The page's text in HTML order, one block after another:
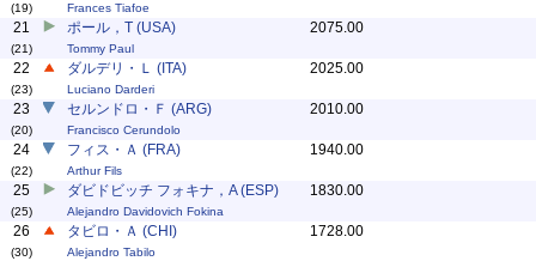
(19) Frances Tiafoe
21
(21)
ポール，T (USA)
Tommy Paul
2075.00
22
(23)
ダルデリ・Ｌ (ITA)
Luciano Darderi
2025.00
23
(20)
セルンドロ・Ｆ (ARG)
Francisco Cerundolo
2010.00
24
(22)
フィス・Ａ (FRA)
Arthur Fils
1940.00
25
(25)
ダビドビッチ フォキナ，A (ESP)
Alejandro Davidovich Fokina
1830.00
26
(30)
タビロ・Ａ (CHI)
Alejandro Tabilo
1728.00